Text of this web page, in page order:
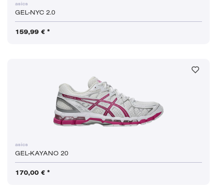
asics
GEL-NYC 2.0
159,99 € *
asics
GEL-KAYANO 20
170,00 € *